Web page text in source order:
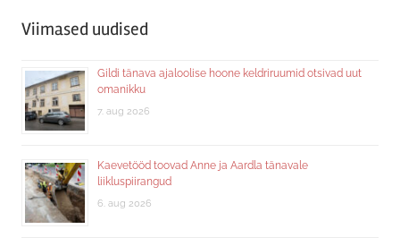
Viimased uudised
Gildi tänava ajaloolise hoone keldriruumid otsivad uut
omanikku
7. aug 2026
Kaevetööd toovad Anne ja Aardla tänavale
liikluspiirangud
6. aug 2026